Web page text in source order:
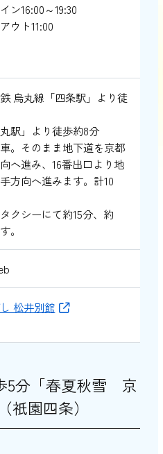
ン16:00～19:30
ウト11:00
烏丸線「四条駅」より徒
駅」より徒歩約8分
。そのまま地下道を京都
へ進み、16番出口より地
方向へ進みます。計10
クシーにて約15分、約
。
松井別館
5分「春夏秋雪 京
祇園四条）